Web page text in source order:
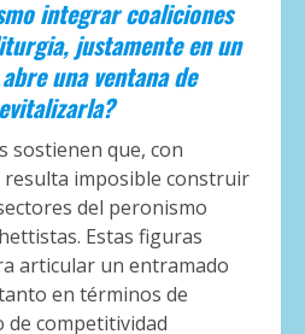
integrar coaliciones
justamente en un
una ventana de
sostienen que, con
imposible construir
del peronismo
Estas figuras
articular un entramado
en términos de
de competitividad